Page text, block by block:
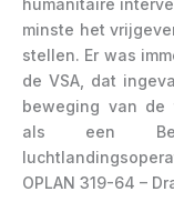
minste het
stellen. Er was
de VSA, dat
beweging van de
als een
OPLAN 319-64 –